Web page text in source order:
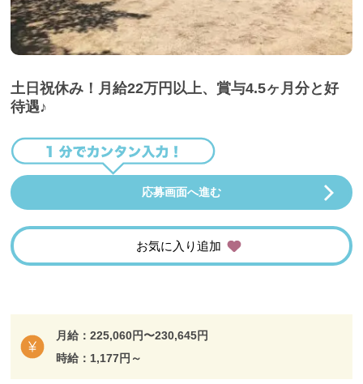
土日祝休み！月給22万円以上、賞与4.5ヶ月分と好
待遇♪
応募画面へ進む
お気に入り追加
月給：225,060円〜230,645円
時給：1,177円～